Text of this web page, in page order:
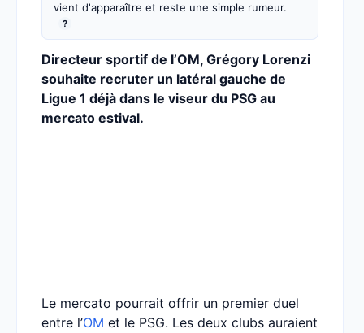
vient d'apparaître et reste une simple rumeur.
?
Directeur sportif de l’OM, Grégory Lorenzi
souhaite recruter un latéral gauche de
Ligue 1 déjà dans le viseur du PSG au
mercato estival.
Le mercato pourrait offrir un premier duel
entre l’OM et le PSG. Les deux clubs auraient